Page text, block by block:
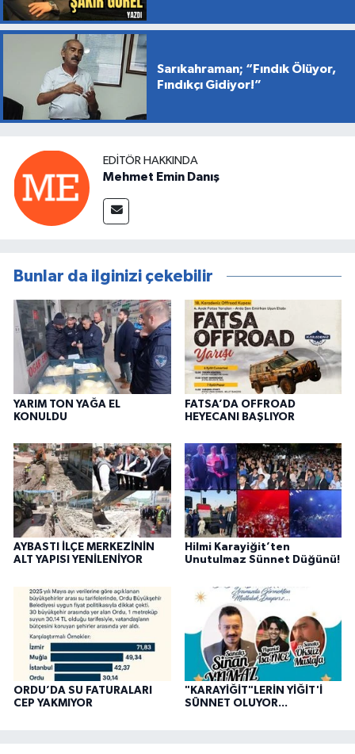
Sarıkahraman; “Fındık Ölüyor,
Fındıkçı Gidiyor!”
EDITÖR HAKKINDA
Mehmet Emin Danış
Bunlar da ilginizi çekebilir
YARIM TON YAĞA EL
KONULDU
FATSA’DA OFFROAD
HEYECANI BAŞLIYOR
AYBASTI İLÇE MERKEZİNİN
ALT YAPISI YENİLENİYOR
Hilmi Karayiğit’ten
Unutulmaz Sünnet Düğünü!
ORDU’DA SU FATURALARI
CEP YAKMIYOR
"KARAYİĞİT"LERİN YİĞİT'İ
SÜNNET OLUYOR...